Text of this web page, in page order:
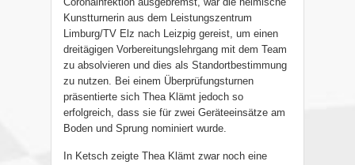
Kunstturnerin aus dem Leistungszentrum
Limburg/TV Elz nach Leizpig gereist, um einen
dreitägigen Vorbereitungslehrgang mit dem Team
zu absolvieren und dies als Standortbestimmung
zu nutzen. Bei einem Überprüfungsturnen
präsentierte sich Thea Klämt jedoch so
erfolgreich, dass sie für zwei Geräteeinsätze am
Boden und Sprung nominiert wurde.
In Ketsch zeigte Thea Klämt zwar noch eine